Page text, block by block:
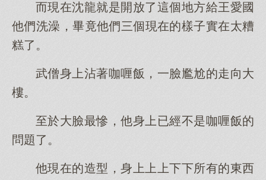
而現在沈龍就是開放了這個地方給王愛國
他們洗澡，畢竟他們三個現在的樣子實在太糟
糕了。
武僧身上沾著咖喱飯，一臉尷尬的走向大
樓。
至於大臉最慘，他身上已經不是咖喱飯的
問題了。
他現在的造型，身上上上下下所有的東西